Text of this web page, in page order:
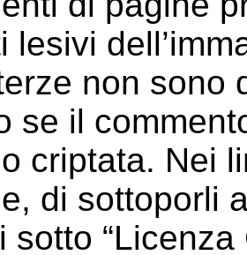
lesivi
non sono
se il
criptata. Nei
di sottoporli
sotto